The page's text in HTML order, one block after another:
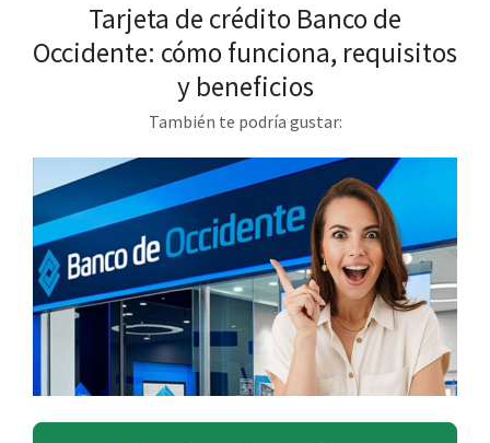
Tarjeta de crédito Banco de
Occidente: cómo funciona, requisitos
y beneficios
También te podría gustar: